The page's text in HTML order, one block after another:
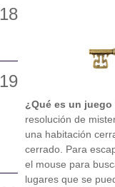
¿Qué es un juego
resolución de
una habitación
cerrado. Para
el mouse para
lugares que se